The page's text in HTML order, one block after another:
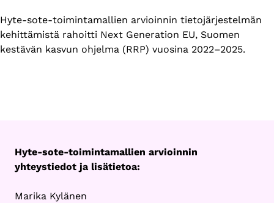
Hyte-sote-toimintamallien arvioinnin tietojärjestelmän
kehittämistä rahoitti Next Generation EU, Suomen
kestävän kasvun ohjelma (RRP) vuosina 2022–2025.
Hyte-sote-toimintamallien arvioinnin
yhteystiedot ja lisätietoa:
Marika Kylänen